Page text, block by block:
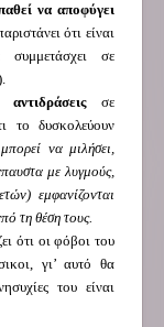
να αποφύγει
ότι είναι
σε
σε
το δυσκολεύουν
να μιλήσει,
με λυγμούς,
εμφανίζονται
τη θέση τους.
ότι οι φόβοι του
γι’ αυτό θα
του είναι